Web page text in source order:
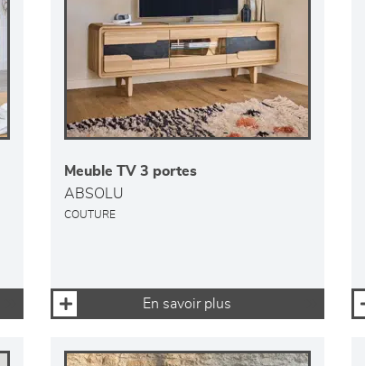
Meuble TV 3 portes
ABSOLU
COUTURE
En savoir plus